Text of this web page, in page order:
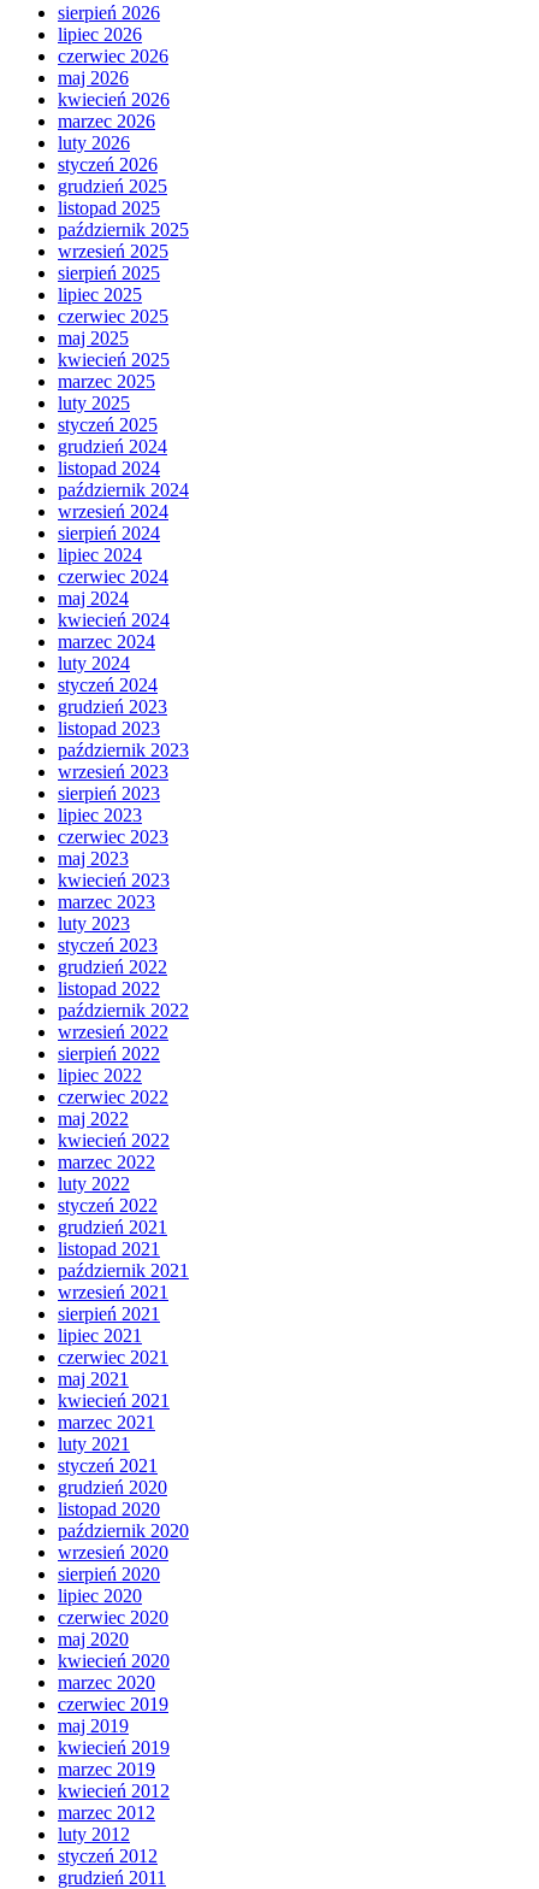
sierpień 2026
lipiec 2026
czerwiec 2026
maj 2026
kwiecień 2026
marzec 2026
luty 2026
styczeń 2026
grudzień 2025
listopad 2025
październik 2025
wrzesień 2025
sierpień 2025
lipiec 2025
czerwiec 2025
maj 2025
kwiecień 2025
marzec 2025
luty 2025
styczeń 2025
grudzień 2024
listopad 2024
październik 2024
wrzesień 2024
sierpień 2024
lipiec 2024
czerwiec 2024
maj 2024
kwiecień 2024
marzec 2024
luty 2024
styczeń 2024
grudzień 2023
listopad 2023
październik 2023
wrzesień 2023
sierpień 2023
lipiec 2023
czerwiec 2023
maj 2023
kwiecień 2023
marzec 2023
luty 2023
styczeń 2023
grudzień 2022
listopad 2022
październik 2022
wrzesień 2022
sierpień 2022
lipiec 2022
czerwiec 2022
maj 2022
kwiecień 2022
marzec 2022
luty 2022
styczeń 2022
grudzień 2021
listopad 2021
październik 2021
wrzesień 2021
sierpień 2021
lipiec 2021
czerwiec 2021
maj 2021
kwiecień 2021
marzec 2021
luty 2021
styczeń 2021
grudzień 2020
listopad 2020
październik 2020
wrzesień 2020
sierpień 2020
lipiec 2020
czerwiec 2020
maj 2020
kwiecień 2020
marzec 2020
czerwiec 2019
maj 2019
kwiecień 2019
marzec 2019
kwiecień 2012
marzec 2012
luty 2012
styczeń 2012
grudzień 2011